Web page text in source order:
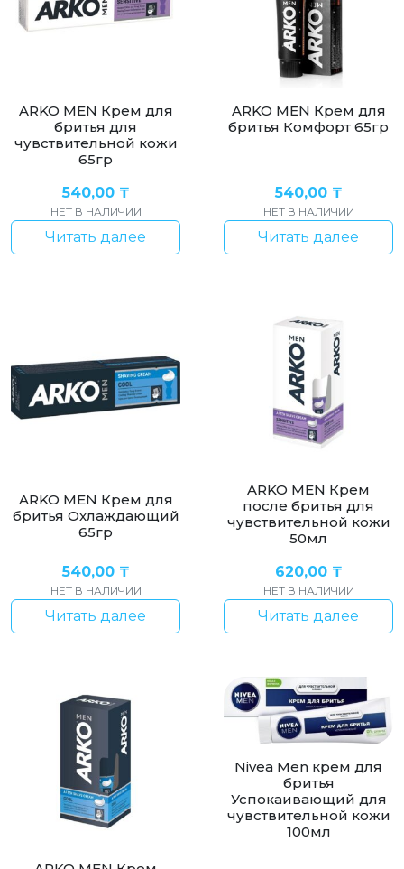
ARKO MEN Крем для
бритья для
чувствительной кожи
65гр
540,00 ₸
НЕТ В НАЛИЧИИ
Читать далее
ARKO MEN Крем для
бритья Комфорт 65гр
540,00 ₸
НЕТ В НАЛИЧИИ
Читать далее
ARKO MEN Крем для
бритья Охлаждающий
65гр
540,00 ₸
НЕТ В НАЛИЧИИ
Читать далее
ARKO MEN Крем
после бритья для
чувствительной кожи
50мл
620,00 ₸
НЕТ В НАЛИЧИИ
Читать далее
Nivea Men крем для
бритья
Успокаивающий для
чувствительной кожи
100мл